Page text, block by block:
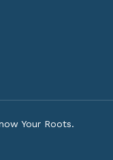
Your Roots.